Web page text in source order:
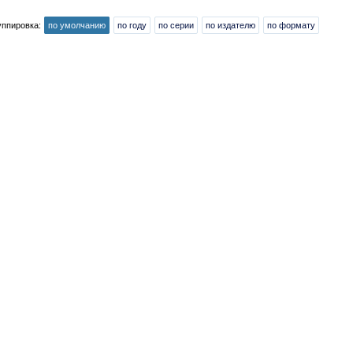
по умолчанию по году по серии по издателю по формату